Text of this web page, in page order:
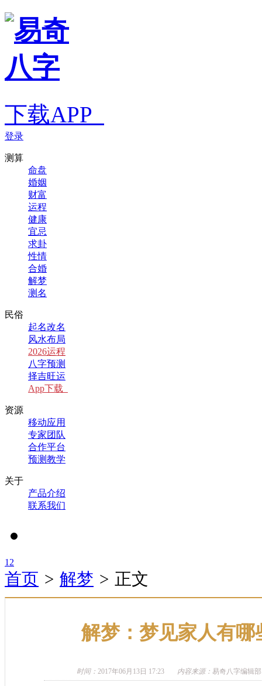
下载APP
登录
测算
命盘
婚姻
财富
运程
健康
宜忌
求卦
性情
合婚
解梦
测名
民俗
起名改名
风水布局
2026运程
八字预测
择吉旺运
App下载
资源
移动应用
专家团队
合作平台
预测教学
关于
产品介绍
联系我们
1 2
首页 > 解梦 > 正文
解梦：梦见家人有哪
时间： 2017年06月13日 17:23 内容来源： 易奇八字编辑部